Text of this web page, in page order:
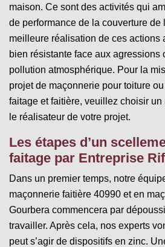
maison. Ce sont des activités qui
de performance de la couverture de
meilleure réalisation de ces actions
bien résistante face aux agressions
pollution atmosphérique. Pour la
projet de maçonnerie pour toiture
faitage et faitière, veuillez choisir
le réalisateur de votre projet.
Les étapes d’un
faitage par Entreprise
Dans un premier temps, notre
maçonnerie faitière 40990 et en
Gourbera commencera par
travailler. Après cela, nos experts
peut s’agir de dispositifs en zinc.